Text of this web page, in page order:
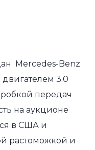
Mercedes-Benz
двигателем 3.0
передач
на аукционе
в США и
растоможкой и